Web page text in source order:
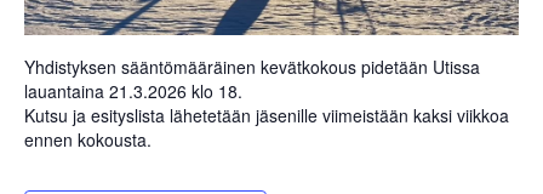
Yhdistyksen sääntömääräinen kevätkokous pidetään Utissa
lauantaina 21.3.2026 klo 18.
Kutsu ja esityslista lähetetään jäsenille viimeistään kaksi viikkoa
ennen kokousta.